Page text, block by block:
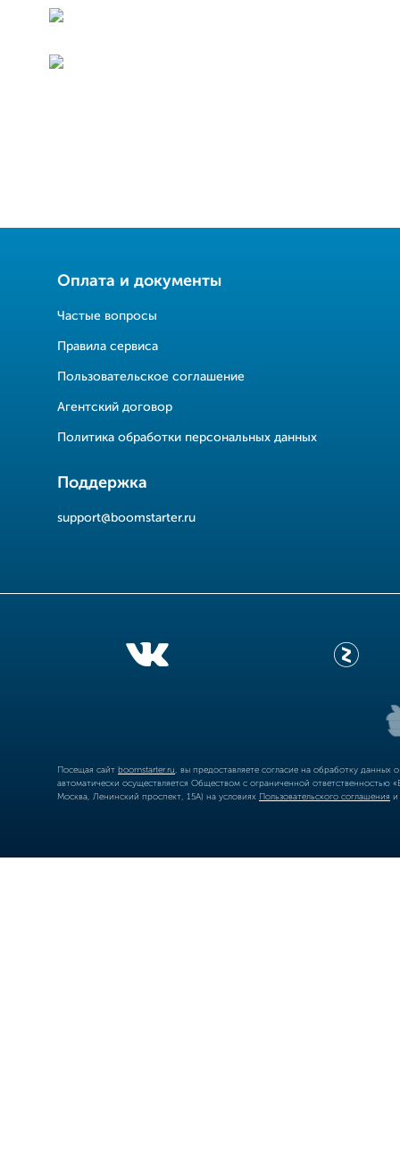
Оплата и документы
Частые вопросы
Правила сервиса
Пользовательское соглашение
Агентский договор
Политика обработки персональных данных
Поддержка
support@boomstarter.ru
Посещая сайт boomstarter.ru , вы предоставляете согласие на обработку
автоматически осуществляется Обществом с ограниченной
Москва, Ленинский проспект, 15А) на условиях Пользовательского соглашения и